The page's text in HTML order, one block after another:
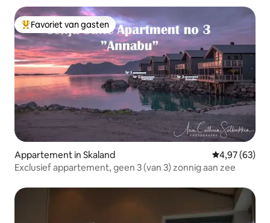
Topfavoriet van gasten
Favoriet van gasten
Appartement in Skaland Gemiddelde
4,97 (63)
Exclusief appartement, geen 3 (van 3) zonnig aan zee